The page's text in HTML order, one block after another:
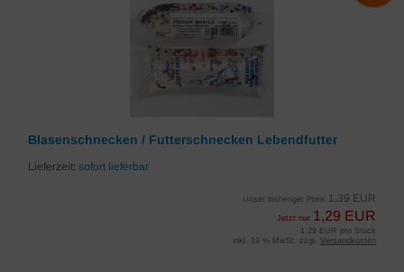
Blasenschnecken / Futterschnecken Lebendfutter
Lieferzeit: sofort lieferbar
Unser bisheriger Preis 1,39 EUR
Jetzt nur 1,29 EUR
1,29 EUR pro Stück
inkl. 19 % MwSt. zzgl. Versandkosten